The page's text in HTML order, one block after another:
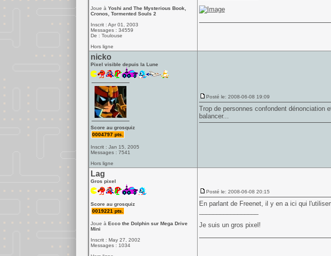
Joue à Yoshi and The Mysterious Book,
Cronos, Tormented Souls 2
Inscrit : Apr 01, 2003
Messages : 34559
De : Toulouse
Hors ligne
nicko
Pixel visible depuis la Lune
Score au grosquiz
0004797 pts.
Inscrit : Jan 15, 2005
Messages : 7541
Hors ligne
Posté le: 2008-06-08 19:09
Trop de personnes confondent dénonciation
balancer...
Lag
Gros pixel
Score au grosquiz
0019221 pts.
Joue à Ecco the Dolphin sur Mega Drive
Mini
Inscrit : May 27, 2002
Messages : 1034
Posté le: 2008-06-08 20:15
En parlant de Freenet, il y en a ici qui
Je suis un gros pixel!